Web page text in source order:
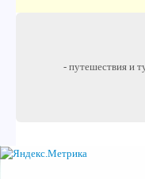
- путешествия и